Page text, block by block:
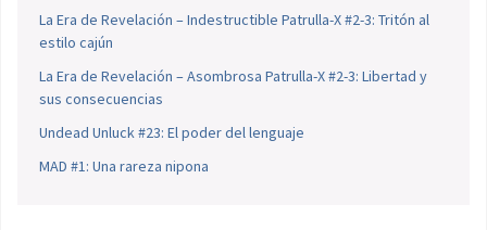
La Era de Revelación – Indestructible Patrulla-X #2-3: Tritón al
estilo cajún
La Era de Revelación – Asombrosa Patrulla-X #2-3: Libertad y
sus consecuencias
Undead Unluck #23: El poder del lenguaje
MAD #1: Una rareza nipona